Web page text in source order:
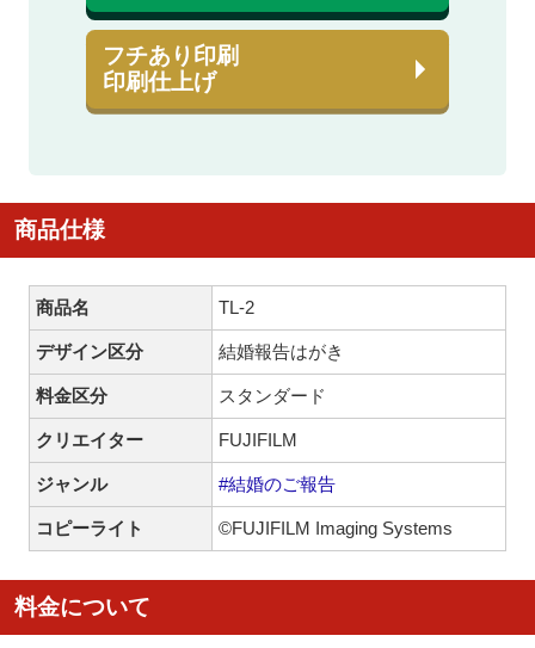
フチあり印刷
印刷仕上げ
商品仕様
商品名 TL-2
デザイン区分 結婚報告はがき
料金区分 スタンダード
クリエイター FUJIFILM
ジャンル #結婚のご報告
コピーライト ©FUJIFILM Imaging Systems
料金について